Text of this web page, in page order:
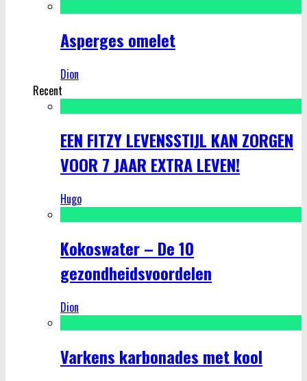
Asperges omelet
Dion
Recent
EEN FITZY LEVENSSTIJL KAN ZORGEN
VOOR 7 JAAR EXTRA LEVEN!
Hugo
Kokoswater – De 10
gezondheidsvoordelen
Dion
Varkens karbonades met kool